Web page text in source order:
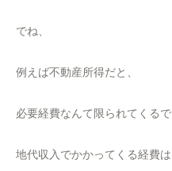
でね、
例えば不動産所得だと、
必要経費なんて限られてくるで
地代収入でかかってくる経費は